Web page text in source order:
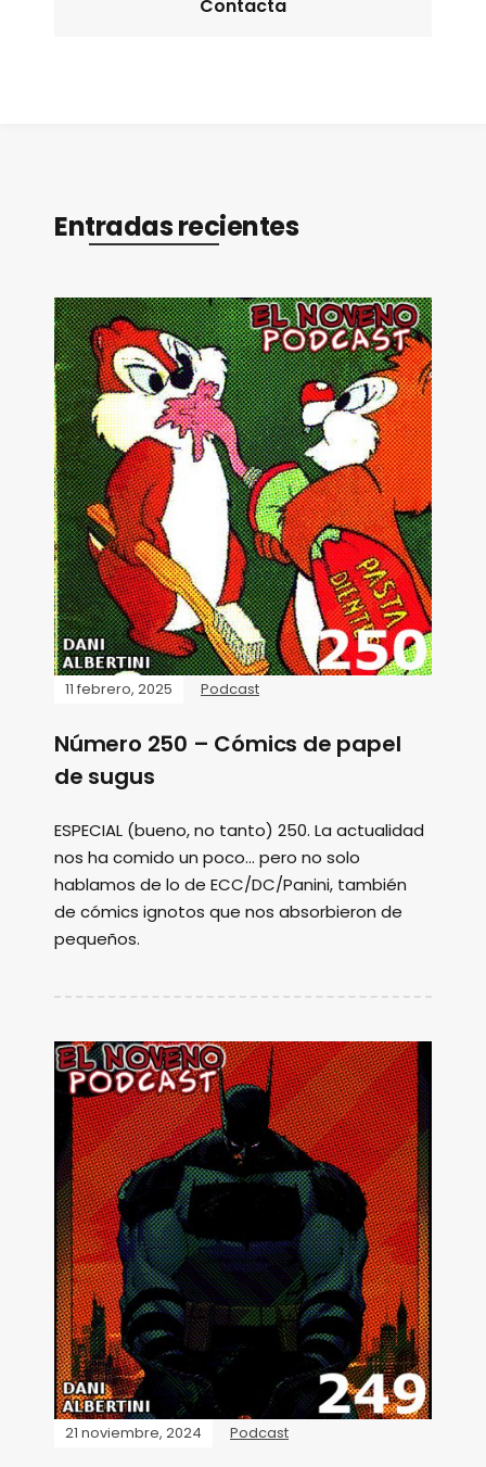
Contacta
Entradas recientes
11 febrero, 2025 Podcast
Número 250 – Cómics de papel
de sugus
ESPECIAL (bueno, no tanto) 250. La actualidad
nos ha comido un poco... pero no solo
hablamos de lo de ECC/DC/Panini, también
de cómics ignotos que nos absorbieron de
pequeños.
21 noviembre, 2024 Podcast